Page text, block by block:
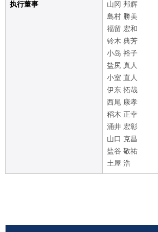
执行董事
山冈 邦辉
島村 勝美
福留 宏和
铃木 典芳
小岛 裕子
盐尻 真人
小室 直人
伊东 拓哉
西尾 康孝
稻木 正幸
涌井 宏彰
山口 克昌
盐谷 敬祐
土屋 浩